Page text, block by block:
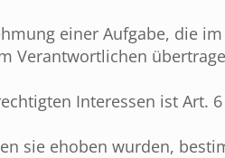
einer Aufgabe, die
Verantwortlichen
Interessen ist Art.
sie ehoben wurden,